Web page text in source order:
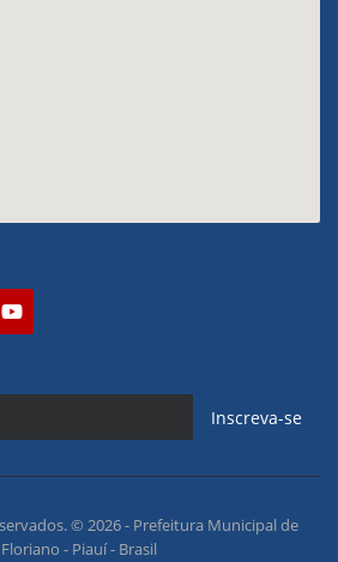
Inscreva-se
© 2026 - Prefeitura Municipal de
Floriano - Piauí - Brasil